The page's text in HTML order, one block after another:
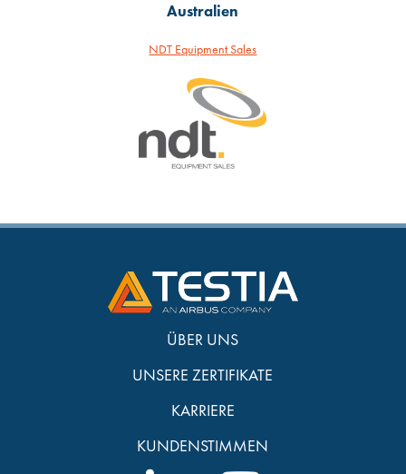
Australien
NDT Equipment Sales
ÜBER UNS
UNSERE ZERTIFIKATE
KARRIERE
KUNDENSTIMMEN